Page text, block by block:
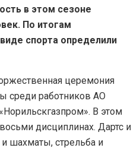
в этом сезоне
По итогам
спорта определили
церемония
среди работников АО
В этом
дисциплинах. Дартс и
шахматы, стрельба и